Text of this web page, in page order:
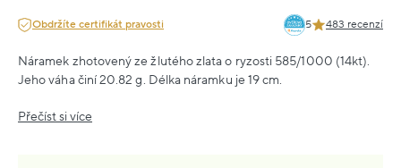
Obdržíte certifikát pravosti 5 483 recenzí
Náramek zhotovený ze žlutého zlata o ryzosti 585/1000 (14kt).
Jeho váha činí 20.82 g. Délka náramku je 19 cm.
Přečíst si více